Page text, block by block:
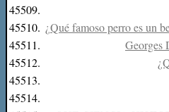
45509.
45510. ¿Qué famoso perro es un
45511.
Georges
45512.
45513.
45514.